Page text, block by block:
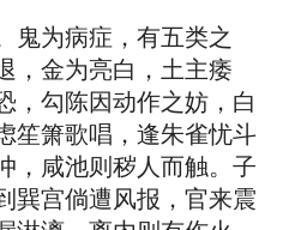
鬼为病症，有五类之
，金为亮白，土主痿
，勾陈因动作之妨，白
笙箫歌唱，逢朱雀忧斗
，咸池则秽人而触。子
巽宫倘遭风报，官来震